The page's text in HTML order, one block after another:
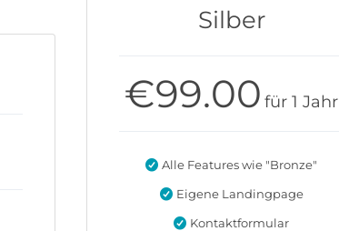
Silber
€99.00 für 1 Jahr
Alle Features wie "Bronze"
Eigene Landingpage
Kontaktformular